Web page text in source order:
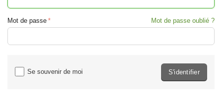
Mot de passe Mot de passe oublié ?
S'identifier
Se souvenir de moi